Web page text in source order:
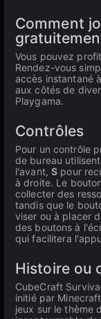
Comment
Vous pouvez
Rendez-vous
accès instantané
aux côtés de
Playgama.
Contrôles
Pour un contrôle
de bureau
l'avant,S pour
à droite. Le
collecter des
tandis que le
viser ou à placer
des boutons à
qui facilitera
Histoire ou
CubeCraft
initié par
jeux sur le thème